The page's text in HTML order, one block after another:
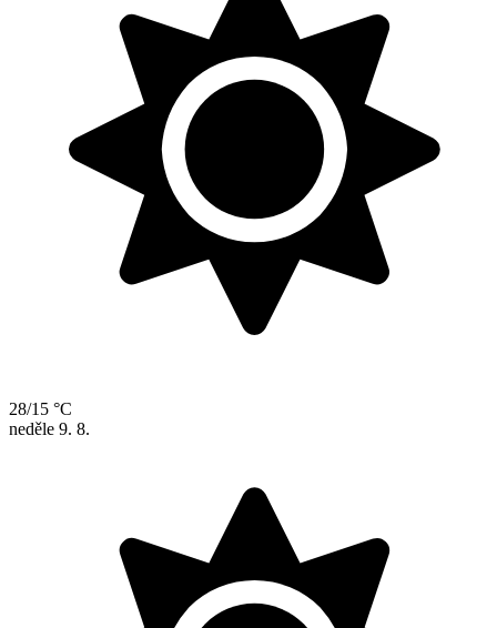
28/15 °C
neděle 9. 8.